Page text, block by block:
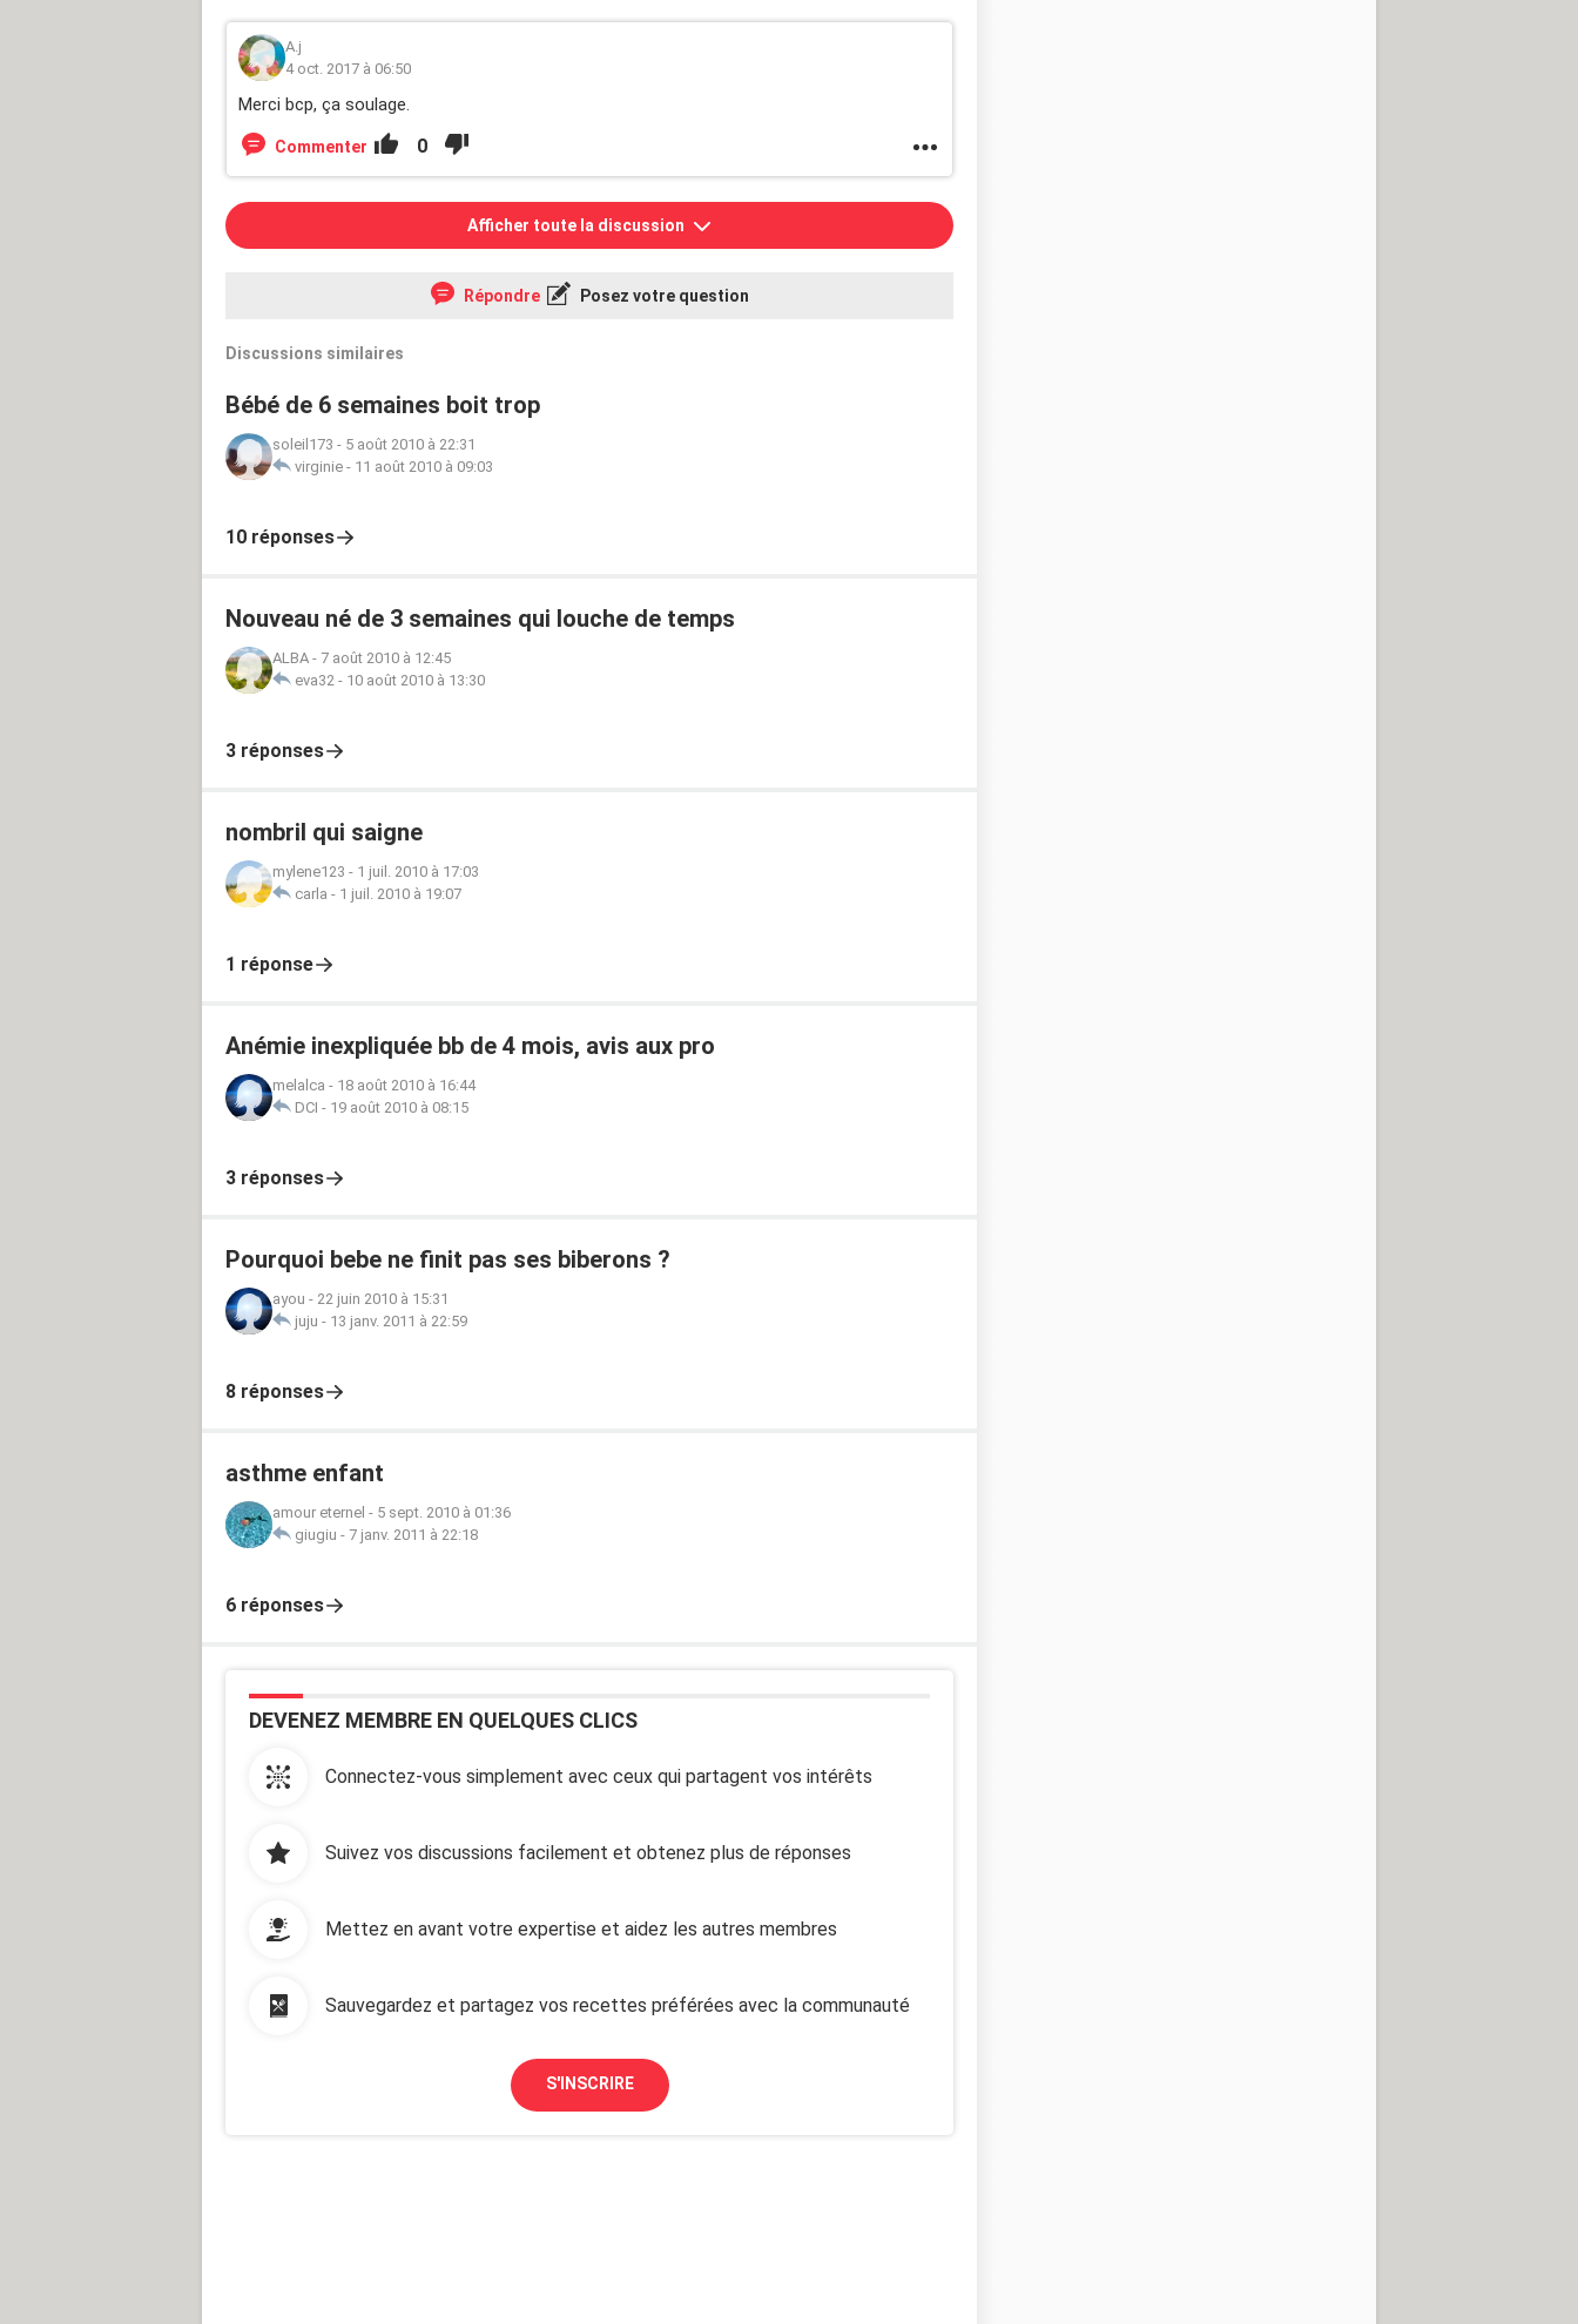
A.j
4 oct. 2017 à 06:50
Merci bcp, ça soulage.
Commenter 0
Afficher toute la discussion
Répondre Posez votre question
Discussions similaires
Bébé de 6 semaines boit trop
soleil173 - 5 août 2010 à 22:31
virginie - 11 août 2010 à 09:03
10 réponses
Nouveau né de 3 semaines qui louche de temps
ALBA - 7 août 2010 à 12:45
eva32 - 10 août 2010 à 13:30
3 réponses
nombril qui saigne
mylene123 - 1 juil. 2010 à 17:03
carla - 1 juil. 2010 à 19:07
1 réponse
Anémie inexpliquée bb de 4 mois, avis aux pro
melalca - 18 août 2010 à 16:44
DCI - 19 août 2010 à 08:15
3 réponses
Pourquoi bebe ne finit pas ses biberons ?
ayou - 22 juin 2010 à 15:31
juju - 13 janv. 2011 à 22:59
8 réponses
asthme enfant
amour eternel - 5 sept. 2010 à 01:36
giugiu - 7 janv. 2011 à 22:18
6 réponses
DEVENEZ MEMBRE EN QUELQUES CLICS
Connectez-vous simplement avec ceux qui partagent vos intérêts
Suivez vos discussions facilement et obtenez plus de réponses
Mettez en avant votre expertise et aidez les autres membres
Sauvegardez et partagez vos recettes préférées avec la communauté
S'INSCRIRE